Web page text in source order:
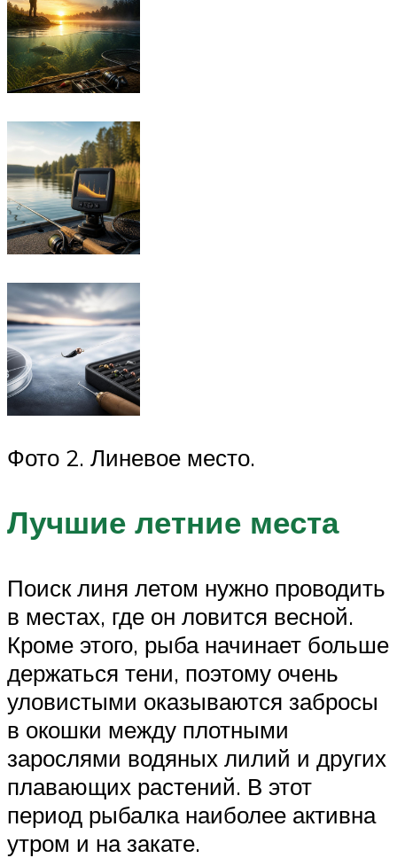
Фото 2. Линевое место.
Лучшие летние места
Поиск линя летом нужно проводить
в местах, где он ловится весной.
Кроме этого, рыба начинает больше
держаться тени, поэтому очень
уловистыми оказываются забросы
в окошки между плотными
зарослями водяных лилий и других
плавающих растений. В этот
период рыбалка наиболее активна
утром и на закате.